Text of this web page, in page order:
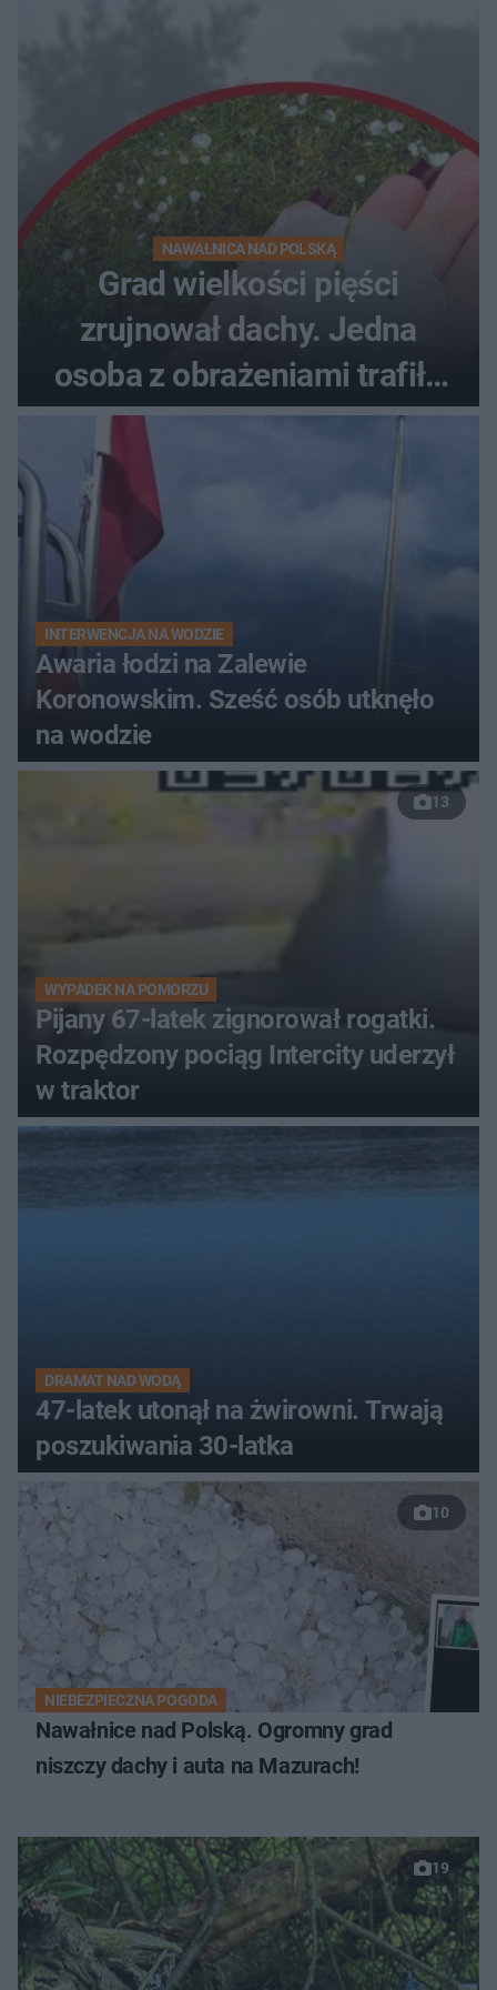
NAWAŁNICA NAD POLSKĄ
Grad wielkości pięści
zrujnował dachy. Jedna
osoba z obrażeniami trafiła
do szpitala
INTERWENCJA NA WODZIE
Awaria łodzi na Zalewie
Koronowskim. Sześć osób utknęło
na wodzie
13
WYPADEK NA POMORZU
Pijany 67-latek zignorował rogatki.
Rozpędzony pociąg Intercity uderzył
w traktor
DRAMAT NAD WODĄ
47-latek utonął na żwirowni. Trwają
poszukiwania 30-latka
10
NIEBEZPIECZNA POGODA
Nawałnice nad Polską. Ogromny grad
niszczy dachy i auta na Mazurach!
19